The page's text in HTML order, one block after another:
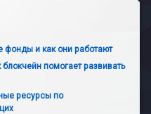
и как они работают
помогает развивать
ресурсы по